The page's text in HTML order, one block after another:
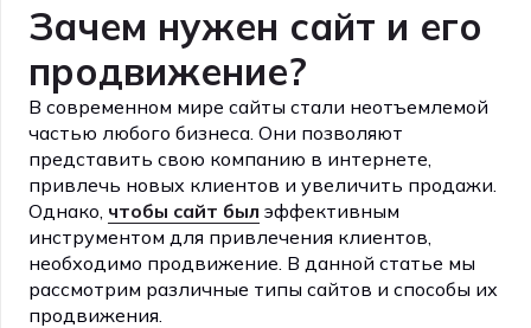
Зачем нужен сайт и его
продвижение?
В современном мире сайты стали неотъемлемой
частью любого бизнеса. Они позволяют
представить свою компанию в интернете,
привлечь новых клиентов и увеличить продажи.
Однако, чтобы сайт был эффективным
инструментом для привлечения клиентов,
необходимо продвижение. В данной статье мы
рассмотрим различные типы сайтов и способы их
продвижения.